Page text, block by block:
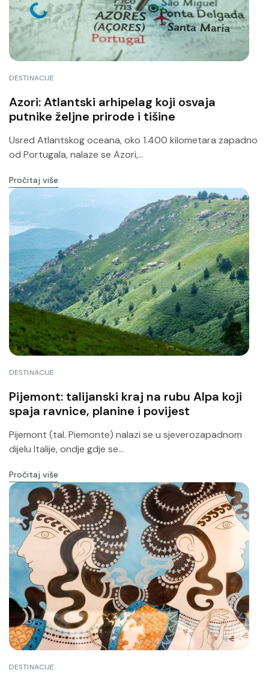
DESTINACIJE
Azori: Atlantski arhipelag koji osvaja
putnike željne prirode i tišine
Usred Atlantskog oceana, oko 1.400 kilometara zapadno
od Portugala, nalaze se Azori,...
Pročitaj više
DESTINACIJE
Pijemont: talijanski kraj na rubu Alpa koji
spaja ravnice, planine i povijest
Pijemont (tal. Piemonte) nalazi se u sjeverozapadnom
dijelu Italije, ondje gdje se...
Pročitaj više
DESTINACIJE